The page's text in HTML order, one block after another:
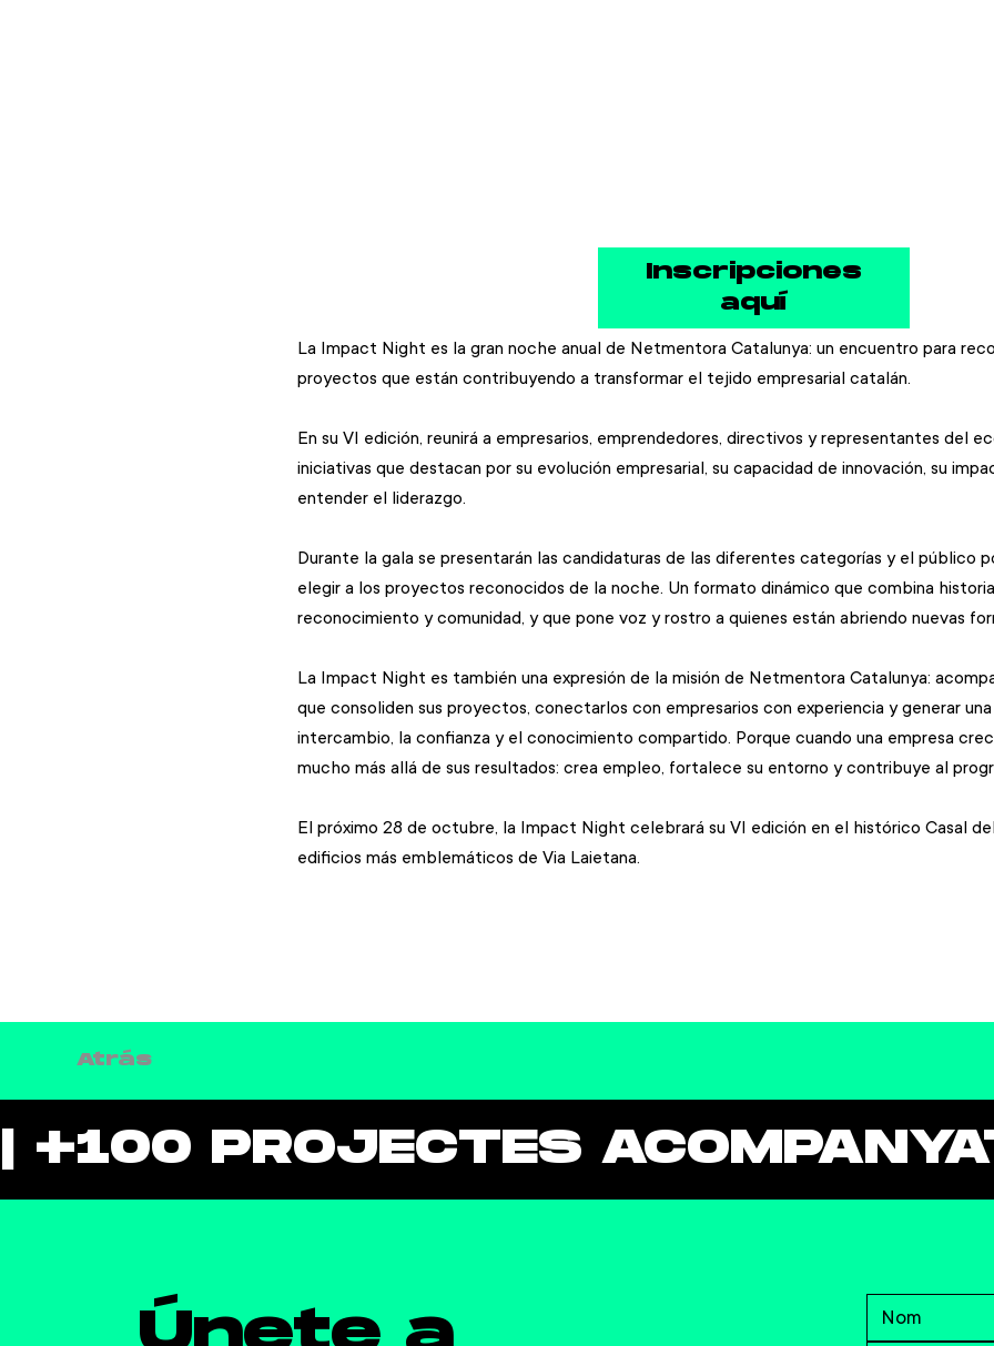
Inscripciones
aquí
La Impact Night es la gran noche anual de Netmentora Catalunya: un encuentro para
proyectos que están contribuyendo a transformar el tejido empresarial catalán.
En su VI edición, reunirá a empresarios, emprendedores, directivos y representantes del
iniciativas que destacan por su evolución empresarial, su capacidad de innovación, su
entender el liderazgo.
Durante la gala se presentarán las candidaturas de las diferentes categorías y el público
elegir a los proyectos reconocidos de la noche. Un formato dinámico que combina
reconocimiento y comunidad, y que pone voz y rostro a quienes están abriendo nuevas
La Impact Night es también una expresión de la misión de Netmentora Catalunya:
que consoliden sus proyectos, conectarlos con empresarios con experiencia y generar una
intercambio, la confianza y el conocimiento compartido. Porque cuando una empresa
mucho más allá de sus resultados: crea empleo, fortalece su entorno y contribuye al
El próximo 28 de octubre, la Impact Night celebrará su VI edición en el histórico Casal
edificios más emblemáticos de Via Laietana.
Atrás
| +100 PROJECTES